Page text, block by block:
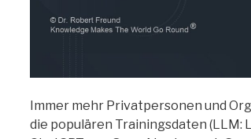
Immer mehr Privatpersonen und
die populären Trainingsdaten (LLM: